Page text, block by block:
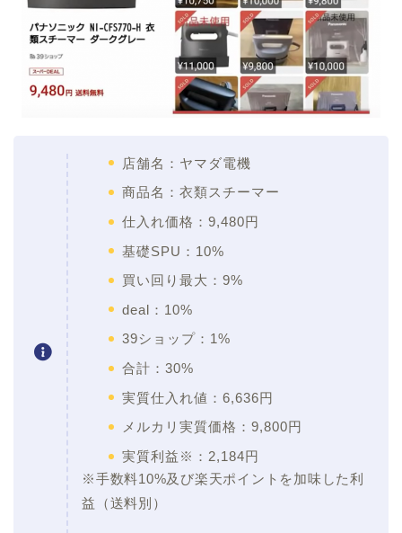
店舗名：ヤマダ電機
商品名：衣類スチーマー
仕入れ価格：9,480円
基礎SPU：10%
買い回り最大：9%
deal：10%
39ショップ：1%
合計：30%
実質仕入れ値：6,636円
メルカリ実質価格：9,800円
実質利益※：2,184円
※手数料10%及び楽天ポイントを加味した利
益（送料別）